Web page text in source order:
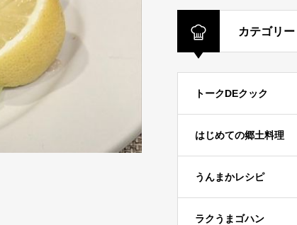
カテゴリー
トークDEクック
はじめての郷土料理
うんまかレシピ
ラクうまゴハン